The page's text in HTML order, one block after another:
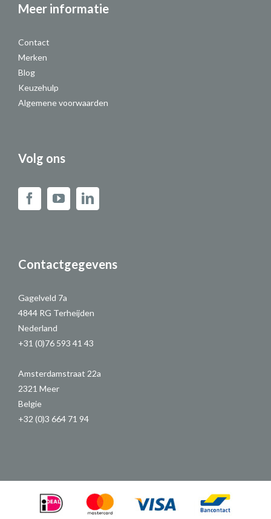
Meer informatie
Contact
Merken
Blog
Keuzehulp
Algemene voorwaarden
Volg ons
Contactgegevens
Gagelveld 7a
4844 RG Terheijden
Nederland
+31 (0)76 593 41 43
Amsterdamstraat 22a
2321 Meer
Belgie
+32 (0)3 664 71 94